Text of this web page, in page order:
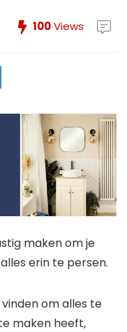
100Views
maken om je
erin te persen.
om alles te
maken heeft,